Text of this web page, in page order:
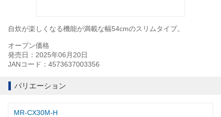
自炊が楽しくなる機能が満載な幅54cmのスリムタイプ。
オープン価格
発売日：2025年06月20日
JANコード：4573637003356
バリエーション
MR-CX30M-H